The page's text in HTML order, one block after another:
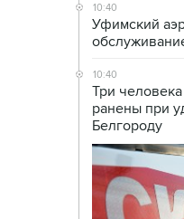
10:40
Уфимский
10:40
Три
ранены при
Белгороду